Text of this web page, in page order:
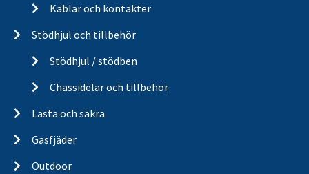
Kablar och kontakter
Stödhjul och tillbehör
Stödhjul / stödben
Chassidelar och tillbehör
Lasta och säkra
Gasfjäder
Outdoor